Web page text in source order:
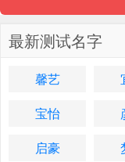
最新测试名字
馨艺
宝怡
启豪